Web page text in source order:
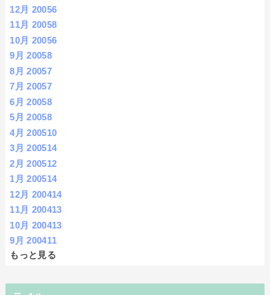
12月 20056
11月 20058
10月 20056
9月 20058
8月 20057
7月 20057
6月 20058
5月 20058
4月 200510
3月 200514
2月 200512
1月 200514
12月 200414
11月 200413
10月 200413
9月 200411
もっと見る